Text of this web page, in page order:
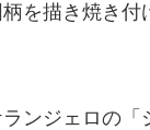
柄を描き焼き
ンジェロの